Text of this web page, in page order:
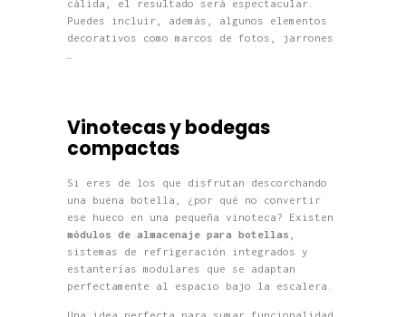
cálida, el resultado será espectacular.
Puedes incluir, además, algunos elementos
decorativos como marcos de fotos, jarrones
Vinotecas y bodegas
compactas
Si eres de los que disfrutan descorchando
una buena botella, ¿por qué no convertir
ese hueco en una pequeña vinoteca? Existen
módulos de almacenaje para botellas
sistemas de refrigeración integrados y
estanterías modulares que se adaptan
perfectamente al espacio bajo la escalera.
Una idea perfecta para sumar funcionalidad